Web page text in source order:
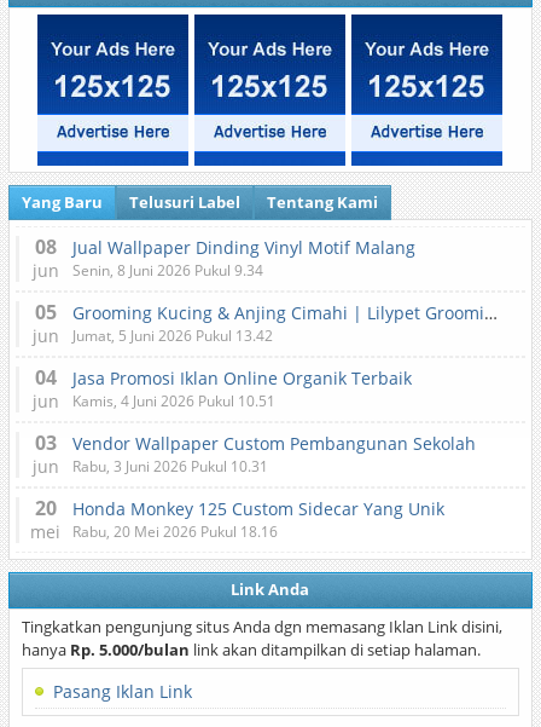
Yang Baru Telusuri Label Tentang Kami
08
jun
Jual Wallpaper Dinding Vinyl Motif Malang
Senin, 8 Juni 2026 Pukul 9.34
05
jun
Grooming Kucing & Anjing Cimahi | Lilypet Grooming & Pet Hotel
Jumat, 5 Juni 2026 Pukul 13.42
04
jun
Jasa Promosi Iklan Online Organik Terbaik
Kamis, 4 Juni 2026 Pukul 10.51
03
jun
Vendor Wallpaper Custom Pembangunan Sekolah
Rabu, 3 Juni 2026 Pukul 10.31
20
mei
Honda Monkey 125 Custom Sidecar Yang Unik
Rabu, 20 Mei 2026 Pukul 18.16
Link Anda
Tingkatkan pengunjung situs Anda dgn memasang Iklan Link disini,
hanya Rp. 5.000/bulan link akan ditampilkan di setiap halaman.
Pasang Iklan Link